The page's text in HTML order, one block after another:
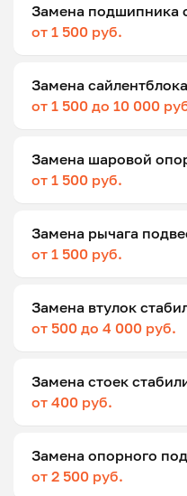
Замена подшипника
от 1 500 руб.
Замена сайлентблока
от 1 500 до 10 000
Замена шаровой
от 1 500 руб.
Замена рычага
от 1 500 руб.
Замена втулок
от 500 до 4 000 руб.
Замена стоек
от 400 руб.
Замена опорного
от 2 500 руб.